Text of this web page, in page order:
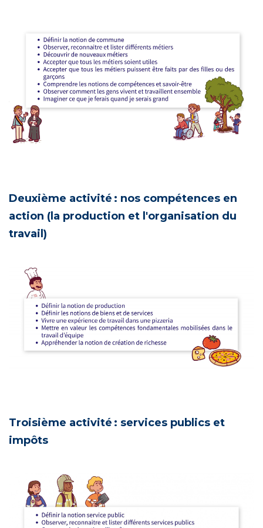
Deuxième activité : nos compétences en
action (la production et l'organisation du
travail)
Troisième activité : services publics et
impôts